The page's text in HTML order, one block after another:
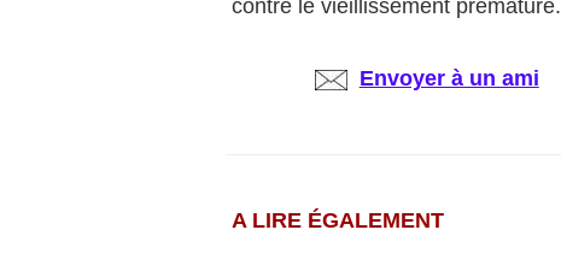
contre le vieillissement prématuré.
Envoyer à un ami
A LIRE ÉGALEMENT